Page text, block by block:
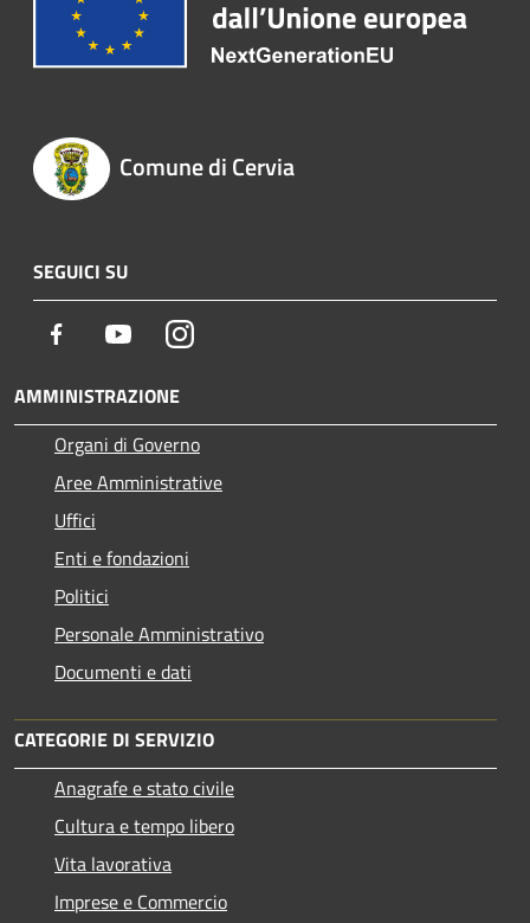
Comune di Cervia
SEGUICI SU
Facebook YoutubeInstagram
AMMINISTRAZIONE
Organi di Governo
Aree Amministrative
Uffici
Enti e fondazioni
Politici
Personale Amministrativo
Documenti e dati
CATEGORIE DI SERVIZIO
Anagrafe e stato civile
Cultura e tempo libero
Vita lavorativa
Imprese e Commercio